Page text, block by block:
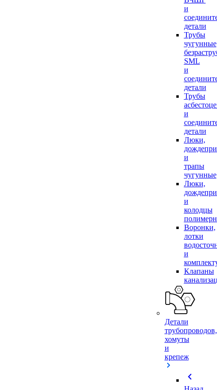
и
детали
Трубы
чугунные
SML
и
детали
Трубы
и
детали
Люки,
и
трапы
чугунные
Люки,
и
колодцы
Воронки,
лотки
и
Клапаны
Детали
трубопроводов,
хомуты
и
крепеж
chevron_left